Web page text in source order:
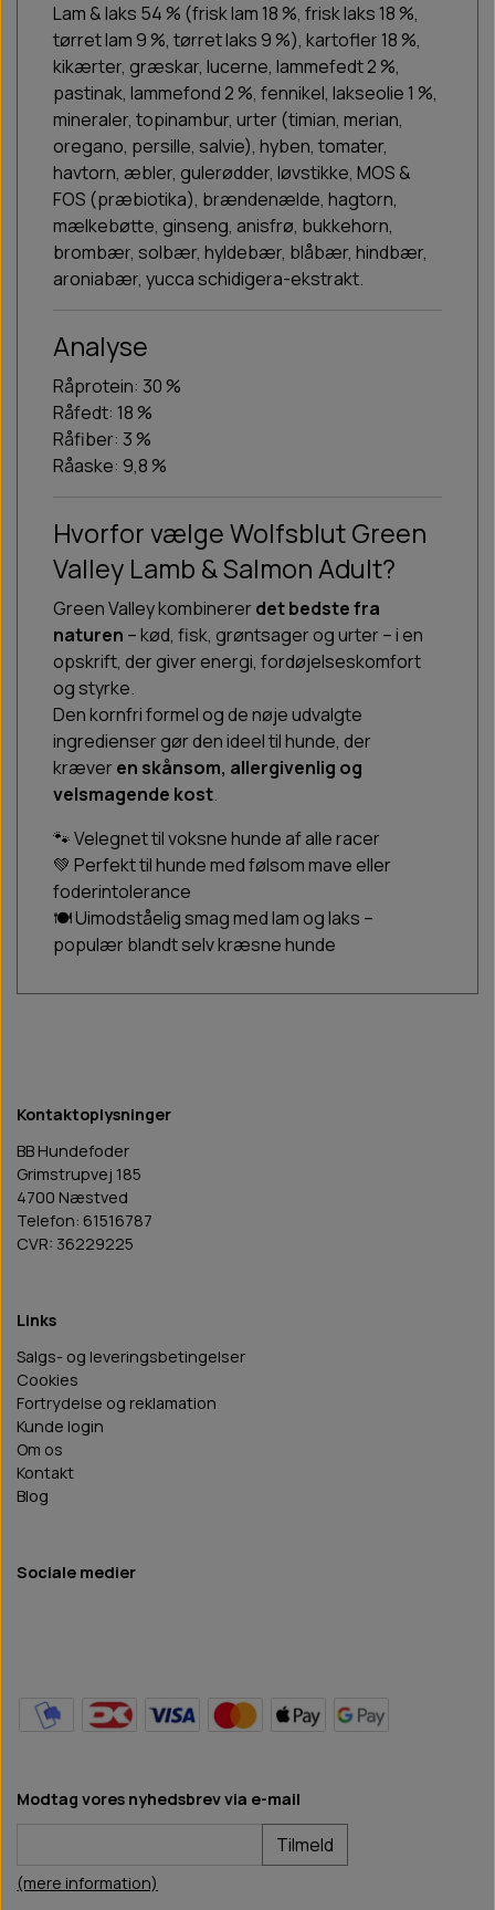
Lam & laks 54 % (frisk lam 18 %, frisk laks 18 %,
tørret lam 9 %, tørret laks 9 %), kartofler 18 %,
kikærter, græskar, lucerne, lammefedt 2 %,
pastinak, lammefond 2 %, fennikel, lakseolie 1 %,
mineraler, topinambur, urter (timian, merian,
oregano, persille, salvie), hyben, tomater,
havtorn, æbler, gulerødder, løvstikke, MOS &
FOS (præbiotika), brændenælde, hagtorn,
mælkebøtte, ginseng, anisfrø, bukkehorn,
brombær, solbær, hyldebær, blåbær, hindbær,
aroniabær, yucca schidigera-ekstrakt.
Analyse
Råprotein: 30 %
Råfedt: 18 %
Råfiber: 3 %
Råaske: 9,8 %
Hvorfor vælge Wolfsblut Green
Valley Lamb & Salmon Adult?
Green Valley kombinererdet bedste fra
naturen – kød, fisk, grøntsager og urter – i en
opskrift, der giver energi, fordøjelseskomfort
og styrke.
Den kornfri formel og de nøje udvalgte
ingredienser gør den ideel til hunde, der
kræveren skånsom, allergivenlig og
velsmagende kost.
🐾 Velegnet til voksne hunde af alle racer
💚 Perfekt til hunde med følsom mave eller
foderintolerance
🍽 Uimodståelig smag med lam og laks –
populær blandt selv kræsne hunde
Kontaktoplysninger
BB Hundefoder
Grimstrupvej 185
4700 Næstved
Telefon: 61516787
CVR: 36229225
Links
Salgs- og leveringsbetingelser
Cookies
Fortrydelse og reklamation
Kunde login
Om os
Kontakt
Blog
Sociale medier
Modtag vores nyhedsbrev via e-mail
Tilmeld
(mere information)